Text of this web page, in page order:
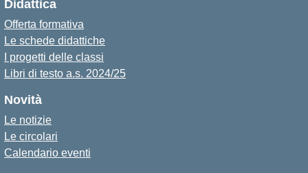
Didattica
Offerta formativa
Le schede didattiche
I progetti delle classi
Libri di testo a.s. 2024/25
Novità
Le notizie
Le circolari
Calendario eventi